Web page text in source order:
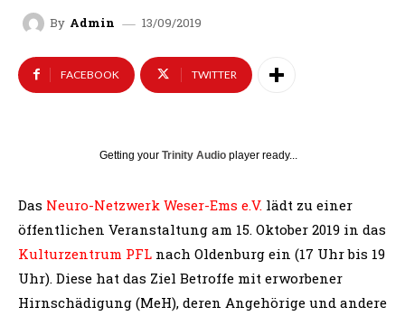
By Admin 13/09/2019
FACEBOOK TWITTER
Getting your Trinity Audio player ready...
Das Neuro-Netzwerk Weser-Ems e.V. lädt zu einer
öffentlichen Veranstaltung am 15. Oktober 2019 in das
Kulturzentrum PFL nach Oldenburg ein (17 Uhr bis 19
Uhr). Diese hat das Ziel Betroffe mit erworbener
Hirnschädigung (MeH), deren Angehörige und andere